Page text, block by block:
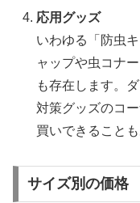
応用グッズ
いわゆる「防虫
ャップや虫コナ
も存在します。
対策グッズのコ
買いできることも
サイズ別の価格